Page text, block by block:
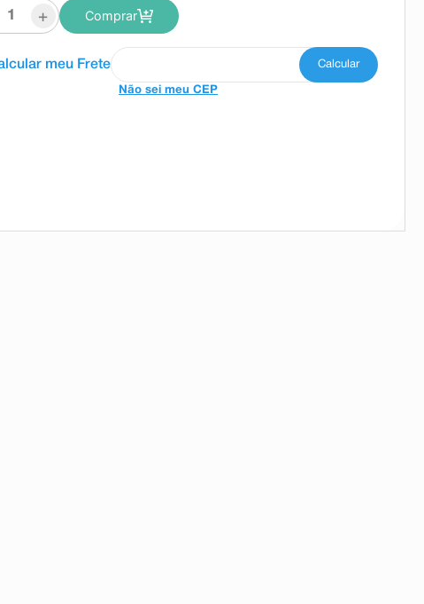
+ Comprar
Não sei meu CEP